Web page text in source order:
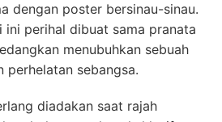
dengan poster bersinau-sinau.
ini perihal dibuat sama pranata
menubuhkan sebuah
perhelatan sebangsa.
diadakan saat rajah